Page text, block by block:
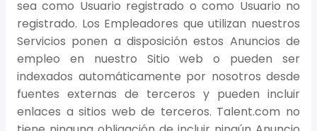
sea como Usuario registrado o como Usuario no
registrado. Los Empleadores que utilizan nuestros
Servicios ponen a disposición estos Anuncios de
empleo en nuestro Sitio web o pueden ser
indexados automáticamente por nosotros desde
fuentes externas de terceros y pueden incluir
enlaces a sitios web de terceros. Talent.com no